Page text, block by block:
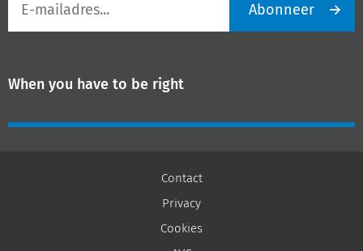
mailadres
Abonneer
When you have to be right
Contact
Privacy
Cookies